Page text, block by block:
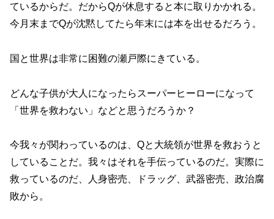
ているからだ。だからQが休息すると本に取りかかれる。
今月末までQが沈黙してたら年末には本を出せるだろう。
国と世界は非常に困難の瀬戸際にきている。
どんな子供が大人になったらスーパーヒーローになって
「世界を救わない」などと思うだろうか？
今我々が関わっているのは、Qと大統領が世界を救おうと
していることだ。我々はそれを手伝っているのだ。実際に
救っているのだ、人身密売、ドラッグ、武器密売、政治腐
敗から。